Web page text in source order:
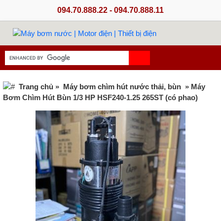
094.70.888.22 - 094.70.888.11
Trang chủ » Máy bơm chìm hút nước thải, bùn » Máy
Bơm Chìm Hút Bùn 1/3 HP HSF240-1.25 265ST (có phao)